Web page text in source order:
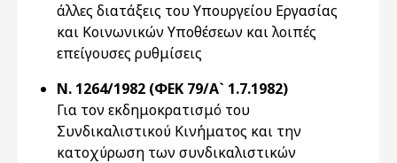
άλλες διατάξεις του Υπουργείου Εργασίας
και Κοινωνικών Υποθέσεων και λοιπές
επείγουσες ρυθμίσεις
Ν. 1264/1982 (ΦΕΚ 79/Α` 1.7.1982)
Για τον εκδημοκρατισμό του
Συνδικαλιστικού Κινήματος και την
κατοχύρωση των συνδικαλιστικών